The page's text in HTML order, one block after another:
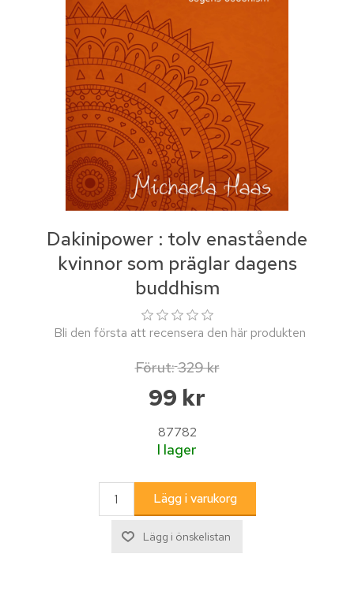
Dakinipower : tolv enastående
kvinnor som präglar dagens
buddhism
Bli den första att recensera den här produkten
Förut:329 kr
99 kr
87782
I lager